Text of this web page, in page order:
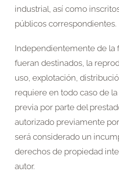
industrial, así como
públicos correspondientes.
Independientemente de la
fueran destinados, la
uso, explotación,
requiere en todo caso de
previa por parte del
autorizado previamente
será considerado un
derechos de propiedad
autor.